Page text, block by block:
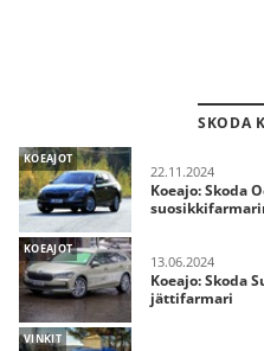
SKODA
KOEAJOT
22.11.2024
Koeajo: Skoda
KOEAJOT
13.06.2024
Koeajo: Skoda
jättifarmari
VINKIT